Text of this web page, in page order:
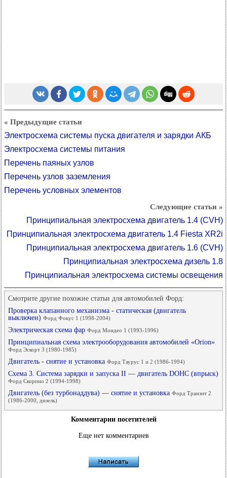
« Предыдущие статьи
Электросхема системы пуска двигателя и зарядки АКБ
Электросхема системы питания
Перечень паяных узлов
Перечень узлов заземления
Перечень условных элементов
Следующие статьи »
Принципиальная электросхема двигатель 1.4 (CVH)
Принципиальная электросхема двигатель 1.4 Fiesta XR2i
Принципиальная электросхема двигатель 1.6 (CVH)
Принципиальная электросхема дизель 1.8
Принципиальная электросхема системы освещения
Смотрите другие похожие статьи для автомобилей Форд:
Проверка клапанного механизма - статическая (двигатель
выключен) Форд Фокус 1 (1998-2004)
Электрическая схема фар Форд Мондео 1 (1993-1996)
Принципиальная схема электрооборудования автомобилей «Orion»
Форд Эскорт 3 (1980-1985)
Двигатель - снятие и установка Форд Таурус 1 и 2 (1986-1994)
Схема 3. Система зарядки и запуска II — двигатель DOHC (впрыск)
Форд Скорпио 2 (1994-1998)
Двигатель (без турбонаддува) — снятие и установка Форд Транзит 2
(1986-2000, дизель)
Комментарии посетителей
Еще нет комментариев